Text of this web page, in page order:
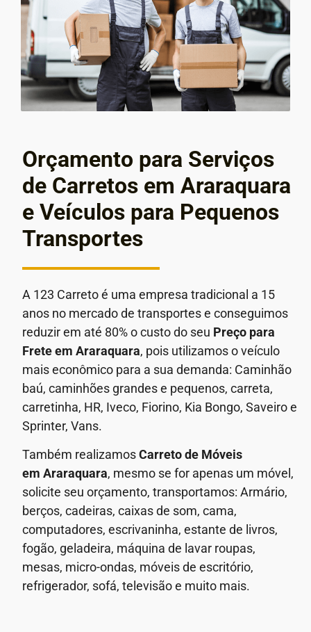
Orçamento para Serviços
de Carretos em Araraquara
e Veículos para Pequenos
Transportes
A 123 Carreto é uma empresa tradicional a 15
anos no mercado de transportes e conseguimos
reduzir em até 80% o custo do seu Preço para
Frete em Araraquara, pois utilizamos o veículo
mais econômico para a sua demanda: Caminhão
baú, caminhões grandes e pequenos, carreta,
carretinha, HR, Iveco, Fiorino, Kia Bongo, Saveiro e
Sprinter, Vans.
Também realizamosCarreto de Móveis
em Araraquara, mesmo se for apenas um móvel,
solicite seu orçamento, transportamos: Armário,
berços, cadeiras, caixas de som, cama,
computadores, escrivaninha, estante de livros,
fogão, geladeira, máquina de lavar roupas,
mesas, micro-ondas, móveis de escritório,
refrigerador, sofá, televisão e muito mais.